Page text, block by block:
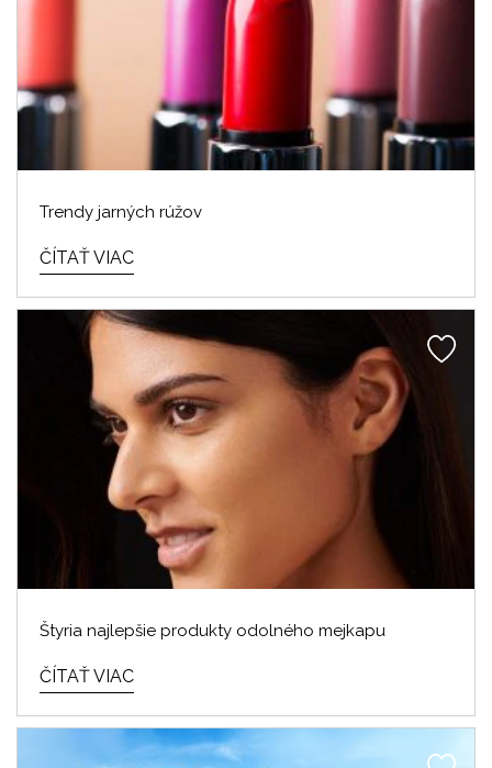
Trendy jarných rúžov
ČÍTAŤ VIAC
Štyria najlepšie produkty odolného mejkapu
ČÍTAŤ VIAC